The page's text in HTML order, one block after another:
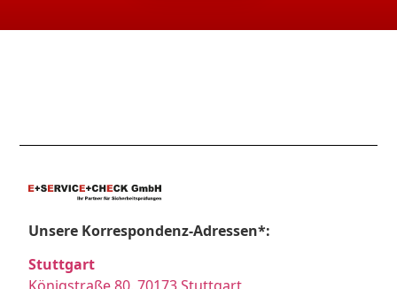
Unsere Korrespondenz-Adressen*:
Stuttgart